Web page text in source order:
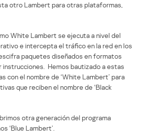
otro Lambert para otras plataformas,
White Lambert se ejecuta a nivel del
e intercepta el tráfico en la red en los
paquetes diseñados en formatos
instrucciones. Hemos bautizado a estas
con el nombre de ‘White Lambert’ para
que reciben el nombre de ‘Black
otra generación del programa
‘Blue Lambert’.